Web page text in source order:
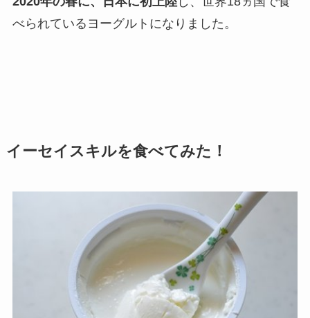
べられているヨーグルトになりました。
イーセイスキルを食べてみた！